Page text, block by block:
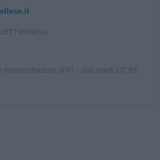
(IPA) – dati aperti CC BY